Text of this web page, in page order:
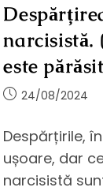
narcisistă.
este părăsit
24/08/2024
Despărțirile,
ușoare, dar
narcisistă